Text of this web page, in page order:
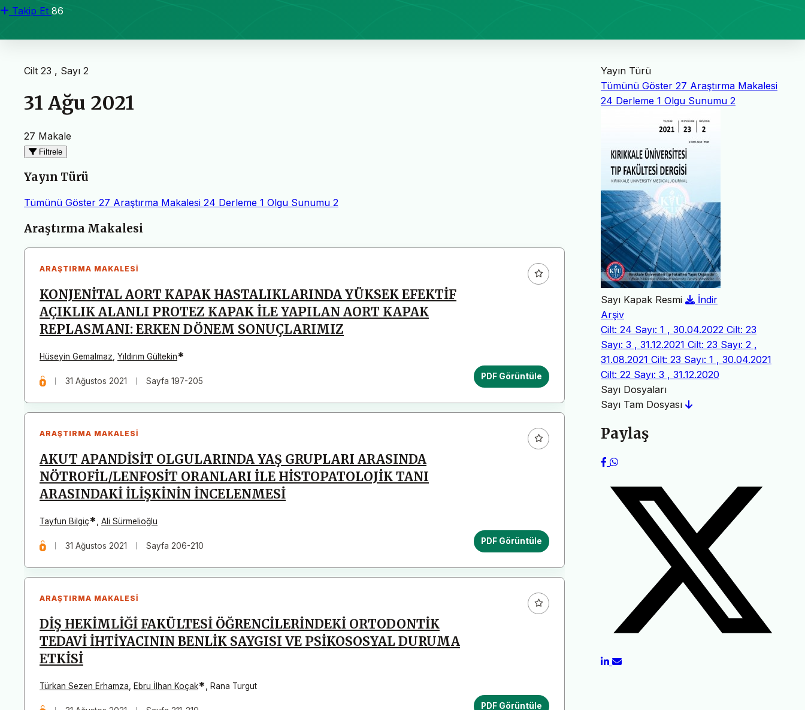
Takip Et 86
Cilt 23 , Sayı 2
31 Ağu 2021
27 Makale
Filtrele
Yayın Türü
Tümünü Göster 27 Araştırma Makalesi 24 Derleme 1 Olgu Sunumu 2
Makaleler
Araştırma Makalesi
ARAŞTIRMA MAKALESI
KONJENİTAL AORT KAPAK HASTALIKLARINDA YÜKSEK EFEKTİF
AÇIKLIK ALANLI PROTEZ KAPAK İLE YAPILAN AORT KAPAK
REPLASMANI: ERKEN DÖNEM SONUÇLARIMIZ
Hüseyin Gemalmaz Yıldırım Gültekin*
31 Ağustos 2021 Sayfa 197-205 PDF Görüntüle
ARAŞTIRMA MAKALESI
AKUT APANDİSİT OLGULARINDA YAŞ GRUPLARI ARASINDA
NÖTROFİL/LENFOSİT ORANLARI İLE HİSTOPATOLOJİK TANI
ARASINDAKİ İLİŞKİNİN İNCELENMESİ
Tayfun Bilgiç* Ali Sürmelioğlu
31 Ağustos 2021 Sayfa 206-210 PDF Görüntüle
ARAŞTIRMA MAKALESI
DİŞ HEKİMLİĞİ FAKÜLTESİ ÖĞRENCİLERİNDEKİ ORTODONTİK
TEDAVİ İHTİYACININ BENLİK SAYGISI VE PSİKOSOSYAL DURUMA
ETKİSİ
Türkan Sezen Erhamza Ebru İlhan Koçak* Rana Turgut
PDF Görüntüle
Yayın Türü
Tümünü Göster 27 Araştırma Makalesi
24 Derleme 1 Olgu Sunumu 2
Sayı Kapak Resmi
İndir
Arşiv
Cilt: 24 Sayı: 1 , 30.04.2022 Cilt: 23
Sayı: 3 , 31.12.2021 Cilt: 23 Sayı: 2 ,
31.08.2021 Cilt: 23 Sayı: 1 , 30.04.2021
Cilt: 22 Sayı: 3 , 31.12.2020
Sayı Dosyaları
Sayı Tam Dosyası
Paylaş